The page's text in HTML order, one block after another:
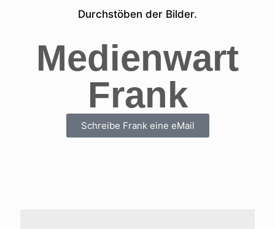
Durchstöben der Bilder.
Medienwart
Frank
Schreibe Frank eine eMail